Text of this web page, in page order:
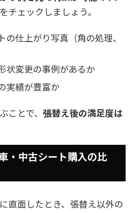
チェックしましょう。
の仕上がり写真（角の処理、
状変更の事例があるか
実績が豊富か
ことで、 張替え後の満足度は
・中古シート購入の比
直面したとき、張替え以外の